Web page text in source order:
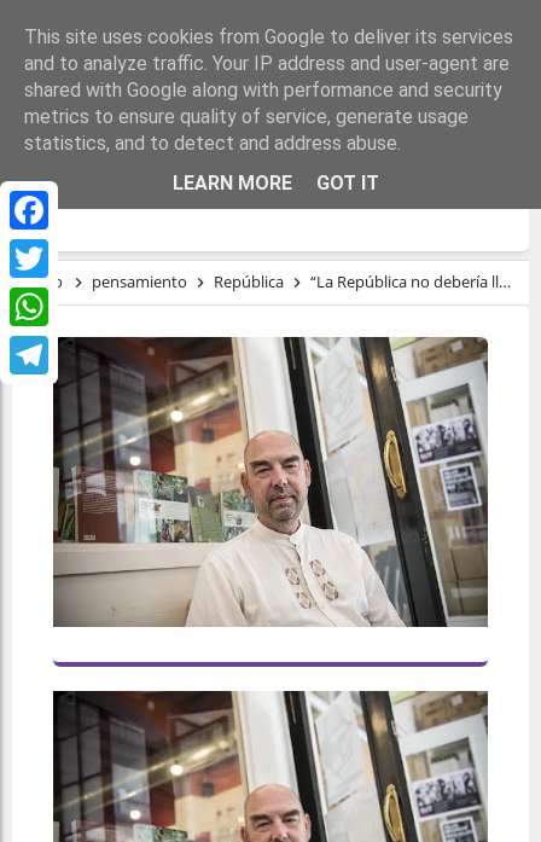
Facebook
Twitter
WhatsApp
Telegram
“LA REPÚBLICA NO DEBERÍA LLEGAR POR
UNA REVANCHA HISTÓRICA”
Inicio pensamiento República “La República no debería llegar por una revancha histórica”
This site uses cookies from Google to deliver its services
and to analyze traffic. Your IP address and user-agent are
shared with Google along with performance and security
metrics to ensure quality of service, generate usage
statistics, and to detect and address abuse.
LEARN MORE
GOT IT